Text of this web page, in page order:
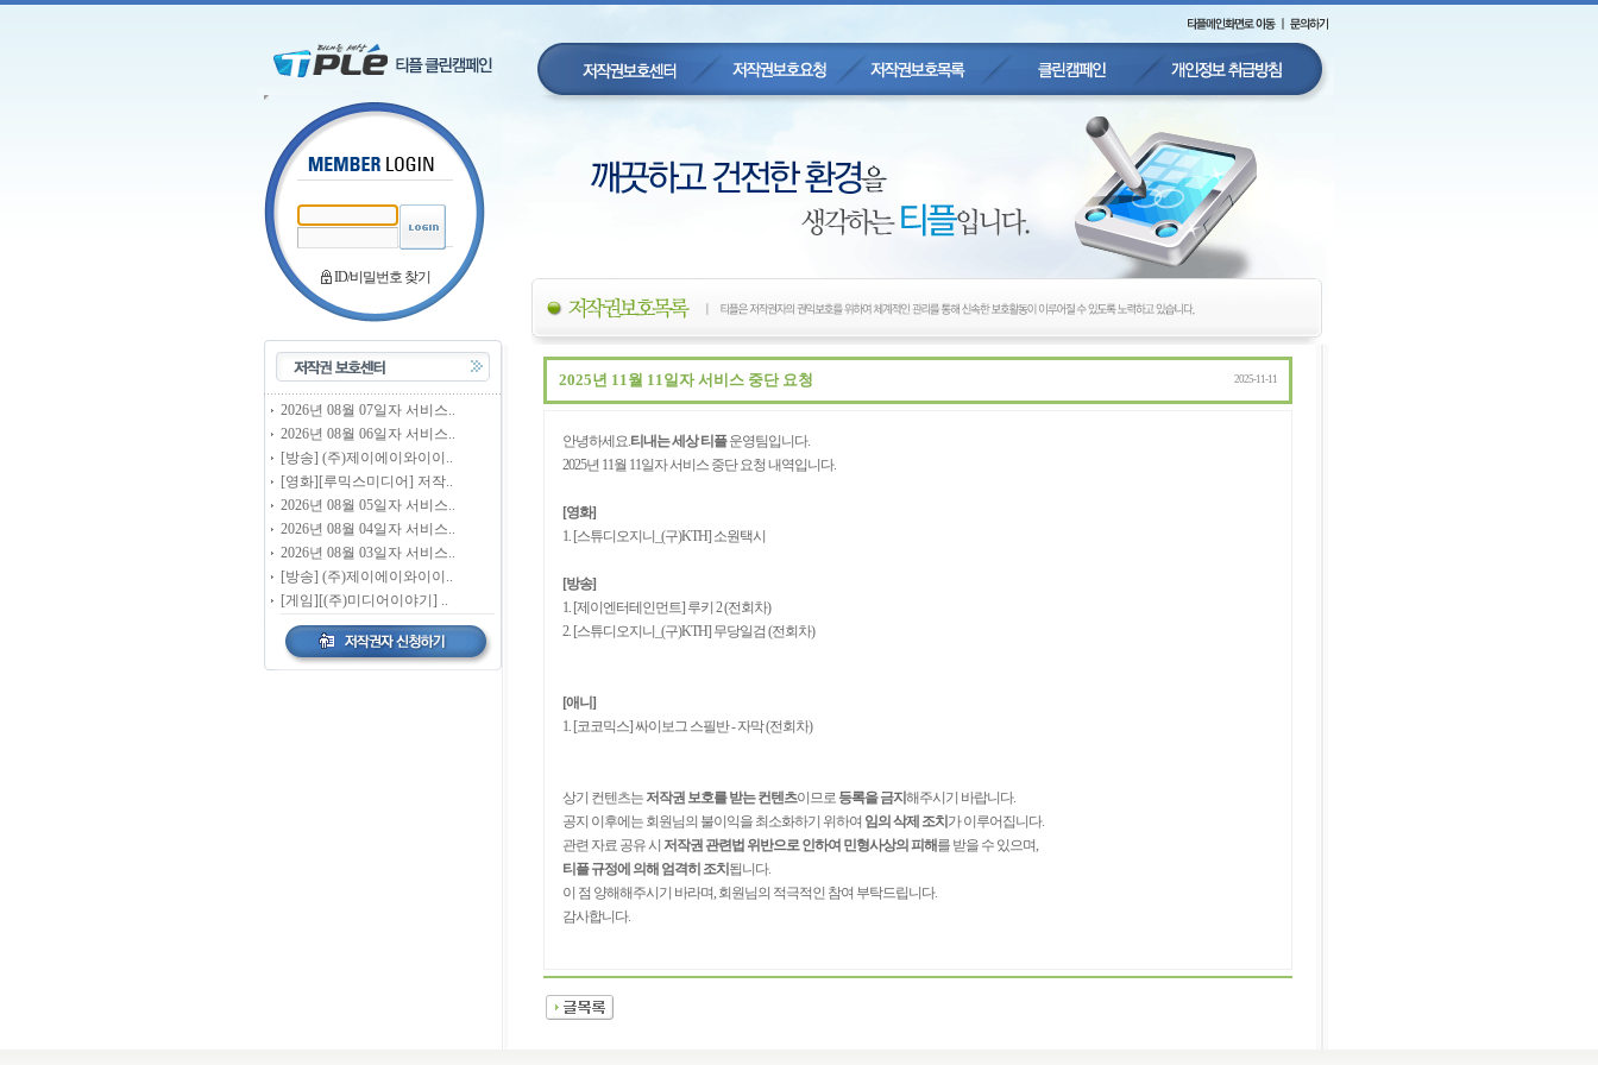
ID/비밀번호 찾기
2026년 08월 07일자 서비스..
2026년 08월 06일자 서비스..
[방송] (주)제이에이와이이..
[영화][루믹스미디어] 저작..
2026년 08월 05일자 서비스..
2026년 08월 04일자 서비스..
2026년 08월 03일자 서비스..
[방송] (주)제이에이와이이..
[게임][(주)미디어이야기] ..
2025년 11월 11일자 서비스 중단 요청 2025-11-11
안녕하세요.티내는 세상 티플운영팀입니다.
2025년 11월 11일자 서비스 중단 요청 내역입니다.
[영화]
1. [스튜디오지니_(구)KTH] 소원택시
[방송]
1. [제이엔터테인먼트] 루키 2 (전회차)
2. [스튜디오지니_(구)KTH] 무당일검 (전회차)
[애니]
1. [코코믹스] 싸이보그 스필반 - 자막 (전회차)
상기 컨텐츠는 저작권 보호를 받는 컨텐츠이므로 등록을 금지 해주시기 바랍니다.
공지 이후에는 회원님의 불이익을 최소화하기 위하여 임의 삭제 조치 가 이루어집니다.
관련 자료 공유 시 저작권 관련법 위반으로 인하여 민형사상의 피해를 받을 수 있으며,
티플 규정에 의해 엄격히 조치 됩니다.
이 점 양해해주시기 바라며, 회원님의 적극적인 참여 부탁드립니다.
감사합니다.